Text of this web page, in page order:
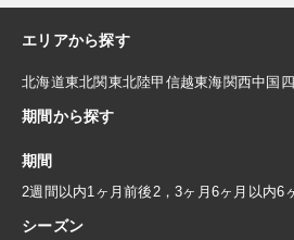
エリアから探す
北海道東北関東北陸甲信越東海関西中国
期間から探す
期間
2週間以内1ヶ月前後2，3ヶ月 6ヶ月以内6
シーズン